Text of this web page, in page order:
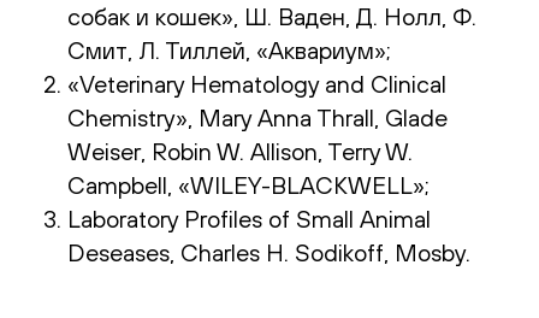
собак и кошек», Ш. Ваден, Д. Нолл, Ф.
Смит, Л. Тиллей, «Аквариум»;
«Veterinary Hematology and Clinical
Chemistry», Mary Anna Thrall, Glade
Weiser, Robin W. Allison, Terry W.
Campbell, «WILEY-BLACKWELL»;
Laboratory Profiles of Small Animal
Deseases, Charles H. Sodikoff, Mosby.